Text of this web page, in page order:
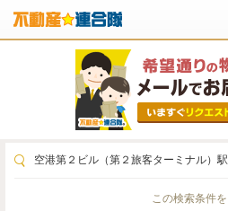
空港第２ビル（第２旅客ターミナル）駅
この検索条件を